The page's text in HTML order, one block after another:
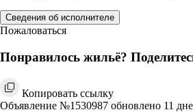
Сведения об исполнителе
Пожаловаться
Понравилось жильё?
Копировать ссылку
Объявление №1530987 обновлено 11